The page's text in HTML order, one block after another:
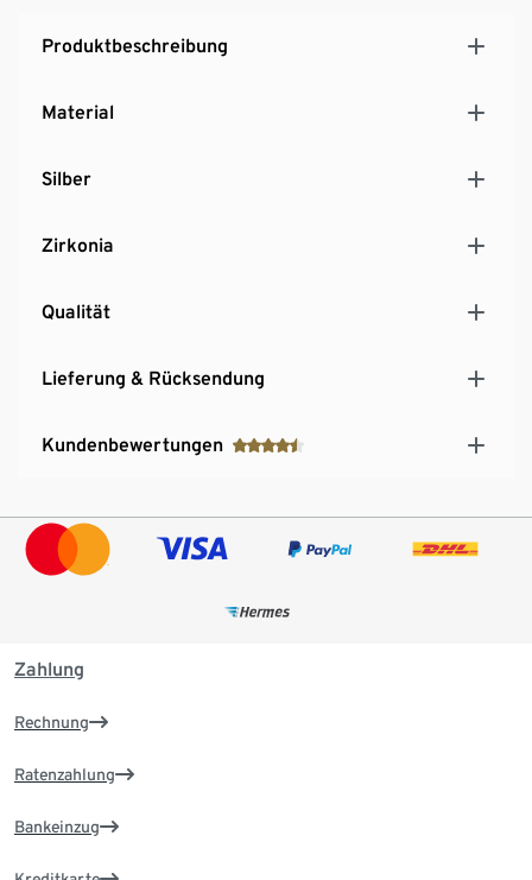
Produktbeschreibung
Material
Silber
Zirkonia
Qualität
Lieferung & Rücksendung
Kundenbewertungen
Zahlung
Rechnung
Ratenzahlung
Bankeinzug